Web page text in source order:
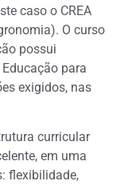
caso o CREA
O curso
possui
para
exigidos, nas
curricular
em uma
flexibilidade,